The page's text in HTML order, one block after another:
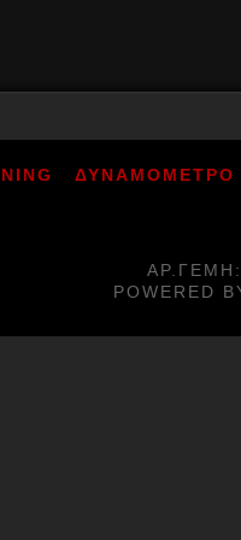
ΔΥΝΑΜΟΜΕΤΡΟ
ΑΡ.ΓΕΜΗ:
POWERED